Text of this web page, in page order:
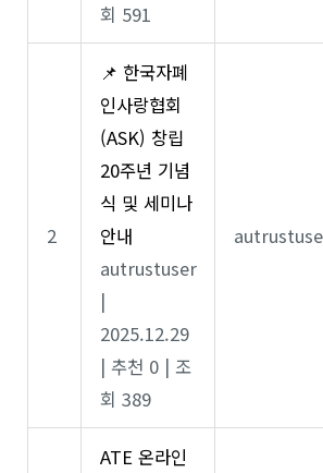
회 591
2
📌 한국자폐
인사랑협회
(ASK) 창립
20주년 기념
식 및 세미나
안내
autrustuser
|
2025.12.29
| 추천 0 | 조
회 389
ATE 온라인